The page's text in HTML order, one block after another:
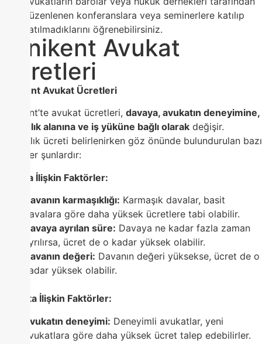
düzenlenen konferanslara veya seminerlere katılıp
katılmadıklarını öğrenebilirsiniz.
Yenikent Avukat
Ücretleri
Yenikent Avukat Ücretleri
Yenikent’te avukat ücretleri, davaya, avukatın deneyimine,
uzmanlık alanına ve iş yüküne bağlı olarak değişir.
Avukatlık ücreti belirlenirken göz önünde bulundurulan bazı
faktörler şunlardır:
Davaya İlişkin Faktörler:
Davanın karmaşıklığı: Karmaşık davalar, basit
davalara göre daha yüksek ücretlere tabi olabilir.
Davaya ayrılan süre: Davaya ne kadar fazla zaman
ayrılırsa, ücret de o kadar yüksek olabilir.
Davanın değeri: Davanın değeri yüksekse, ücret de o
kadar yüksek olabilir.
Avukata İlişkin Faktörler:
Avukatın deneyimi: Deneyimli avukatlar, yeni
avukatlara göre daha yüksek ücret talep edebilirler.